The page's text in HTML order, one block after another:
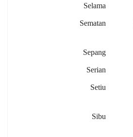
Selama
Sematan
Sepang
Serian
Setiu
Sibu